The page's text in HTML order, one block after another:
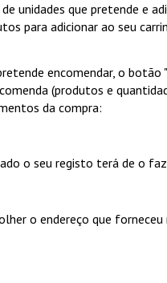
unidades que pretende e
para adicionar ao seu
encomendar, o botão "
(produtos e
da compra:
o seu registo terá de o
o endereço que